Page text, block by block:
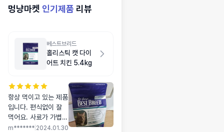
멍냥마켓 인기제품 리뷰
베스트브리드
홀리스틱 캣 다이
어트 치킨 5.4kg
항상 먹이고 있는 제품
입니다. 편식없이 잘
먹어요. 사료가 가볍고
아이들 먹기에도 기호
m******* 2024.01.30